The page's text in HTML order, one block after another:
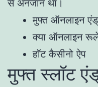
से अनजान था।
मुफ्त ऑनलाइन
क्या ऑनलाइन
हॉट कैसीनो ऐप
मुफ्त स्लॉट